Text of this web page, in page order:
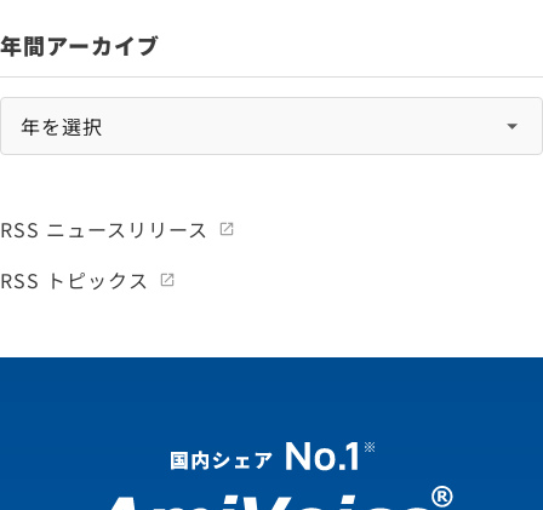
年間アーカイブ
RSS ニュースリリース
RSS トピックス